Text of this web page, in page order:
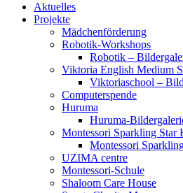
Aktuelles
Projekte
Mädchenförderung
Robotik-Workshops
Robotik –
Viktoria English Medium
Viktoriaschool –
Computerspende
Huruma
Huruma-
Montessori Sparkling Star
Montessori
UZIMA centre
Montessori-Schule
Shaloom Care House